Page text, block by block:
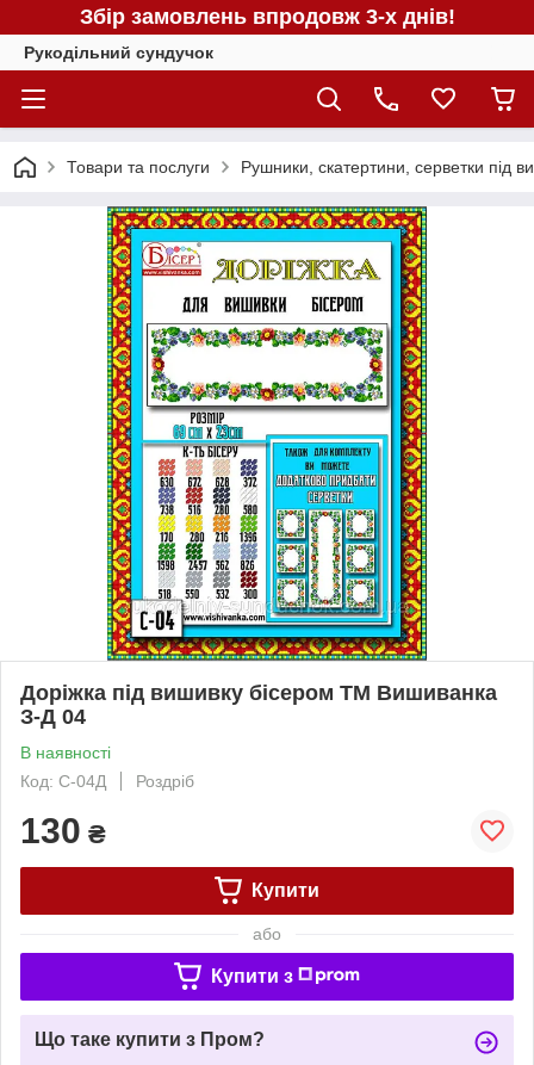
Збір замовлень впродовж 3-х днів!
Рукодільний сундучок
Товари та послуги Рушники, скатертини, серветки під
Доріжка під вишивку бісером ТМ Вишиванка
З-Д 04
В наявності
Код: С-04Д
Роздріб
130 ₴
Купити
або
Купити з
Що таке купити з Пром?